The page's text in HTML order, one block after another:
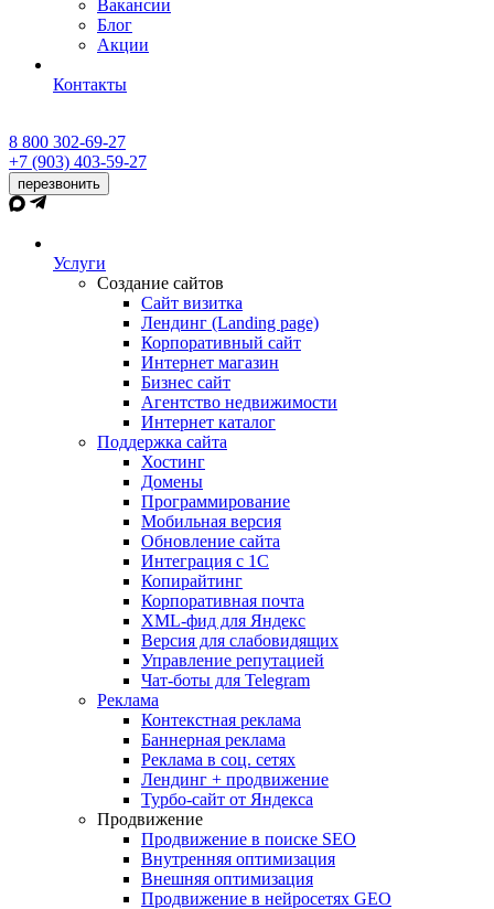
Вакансии
Блог
Акции
Контакты
8 800 302-69-27
+7 (903) 403-59-27
перезвонить
Услуги
Создание сайтов
Сайт визитка
Лендинг (Landing page)
Корпоративный сайт
Интернет магазин
Бизнес сайт
Агентство недвижимости
Интернет каталог
Поддержка сайта
Хостинг
Домены
Программирование
Мобильная версия
Обновление сайта
Интеграция с 1С
Копирайтинг
Корпоративная почта
XML-фид для Яндекс
Версия для слабовидящих
Управление репутацией
Чат-боты для Telegram
Реклама
Контекстная реклама
Баннерная реклама
Реклама в соц. сетях
Лендинг + продвижение
Турбо-сайт от Яндекса
Продвижение
Продвижение в поиске SEO
Внутренняя оптимизация
Внешняя оптимизация
Продвижение в нейросетях GEO